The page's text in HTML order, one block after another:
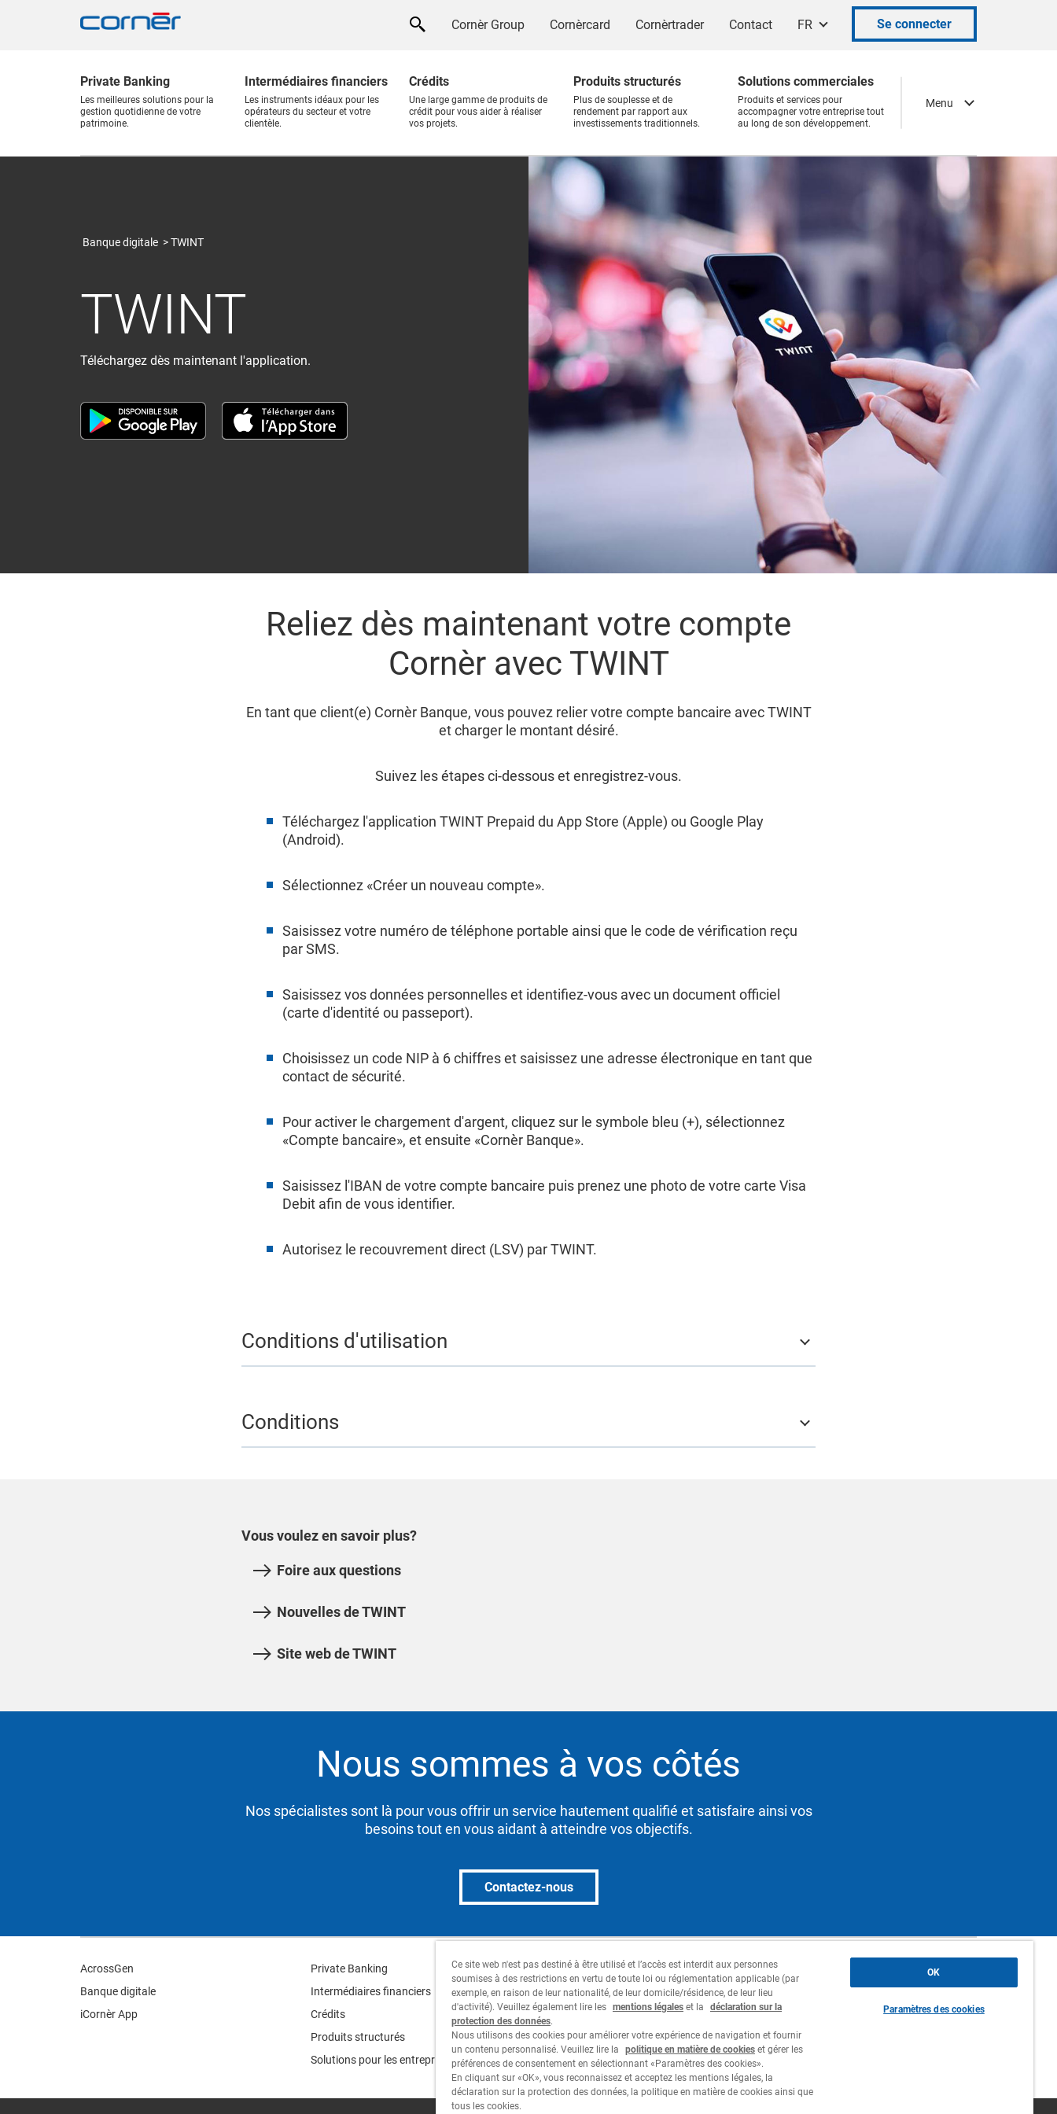
Cornèr Group Cornèrcard Cornèrtrader Contact FR Se connecter
Menu
Private Banking
Les meilleures solutions pour la
gestion quotidienne de votre
patrimoine.
Intermédiaires financiers
Les instruments idéaux pour les
opérateurs du secteur et votre
clientèle.
Crédits
Une large gamme de produits de
crédit pour vous aider à réaliser
vos projets.
Produits structurés
Plus de souplesse et de
rendement par rapport aux
investissements traditionnels.
Solutions commerciales
Produits et services pour
accompagner votre entreprise tout
au long de son développement.
Banque digitale TWINT
TWINT
Téléchargez dès maintenant l'application.
Reliez dès maintenant votre compte
Cornèr avec TWINT
En tant que client(e) Cornèr Banque, vous pouvez relier votre compte bancaire avec TWINT
et charger le montant désiré.
Suivez les étapes ci-dessous et enregistrez-vous.
Téléchargez l'application TWINT Prepaid du App Store (Apple) ou Google Play
(Android).
Sélectionnez «Créer un nouveau compte».
Saisissez votre numéro de téléphone portable ainsi que le code de vérification reçu
par SMS.
Saisissez vos données personnelles et identifiez-vous avec un document officiel
(carte d'identité ou passeport).
Choisissez un code NIP à 6 chiffres et saisissez une adresse électronique en tant que
contact de sécurité.
Pour activer le chargement d'argent, cliquez sur le symbole bleu (+), sélectionnez
«Compte bancaire», et ensuite «Cornèr Banque».
Saisissez l'IBAN de votre compte bancaire puis prenez une photo de votre carte Visa
Debit afin de vous identifier.
Autorisez le recouvrement direct (LSV) par TWINT.
Conditions d'utilisation
Conditions
Vous voulez en savoir plus?
Foire aux questions
Nouvelles de TWINT
Site web de TWINT
Nous sommes à vos côtés
Nos spécialistes sont là pour vous offrir un service hautement qualifié et satisfaire ainsi vos
besoins tout en vous aidant à atteindre vos objectifs.
Contactez-nous
AcrossGen
Banque digitale
iCornèr App
Private Banking
Intermédiaires financiers
Crédits
Produits structurés
Solutions pour les entreprises
Cornèr Group
Cornèrcard
Cornèrtrader
Siège social, succursales et
agences
Travailler chez nous
Ce site web n'est pas destiné à être utilisé et l’accès est interdit aux personnes
soumises à des restrictions en vertu de toute loi ou réglementation applicable (par
exemple, en raison de leur nationalité, de leur domicile/résidence, de leur lieu
d'activité). Veuillez également lire les mentions légales et la
déclaration sur la
protection des données.
Nous utilisons des cookies pour améliorer votre expérience de navigation et fournir
un contenu personnalisé. Veuillez lire la
politique en matière de cookies et gérer les
préférences de consentement en sélectionnant «Paramètres des cookies».
En cliquant sur «OK», vous reconnaissez et acceptez les mentions légales, la
déclaration sur la protection des données, la politique en matière de cookies ainsi que
tous les cookies.
OK
Paramètres des cookies